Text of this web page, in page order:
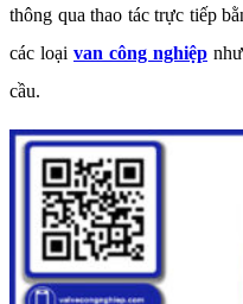
thông qua thao tác trực tiếp
các loại van công nghiệp
cầu.